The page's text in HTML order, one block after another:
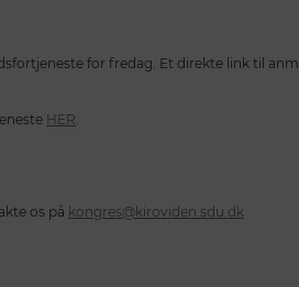
for fredag. Et direkte link til
HER
os på kongres@kiroviden.sdu.dk